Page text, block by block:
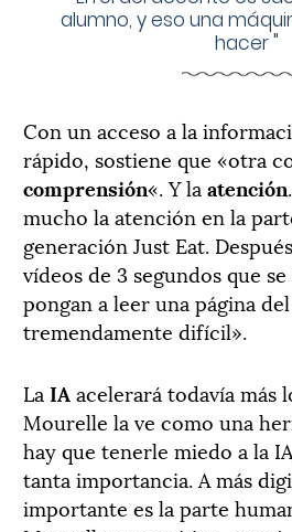
alumno, y eso una
hacer"
Con un acceso a la
rápido, sostiene que «otra
comprensión«. Y la atención
mucho la atención en la
generación Just Eat.
vídeos de 3 segundos que
pongan a leer una página
tremendamente difícil».
La IA acelerará todavía más
Mourelle la ve como una
hay que tenerle miedo a la
tanta importancia. A más
importante es la parte